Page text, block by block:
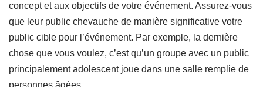
concept et aux objectifs de votre événement. Assurez-vous
que leur public chevauche de manière significative votre
public cible pour l’événement. Par exemple, la dernière
chose que vous voulez, c’est qu’un groupe avec un public
principalement adolescent joue dans une salle remplie de
personnes âgées.